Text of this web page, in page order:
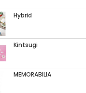
Hybrid
Kintsugi
MEMORABILIA